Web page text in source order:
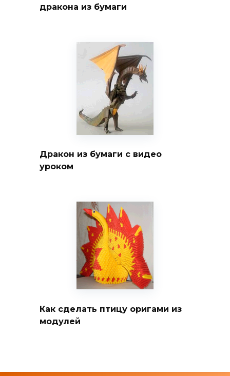
дракона из бумаги
Дракон из бумаги с видео
уроком
Как сделать птицу оригами из
модулей